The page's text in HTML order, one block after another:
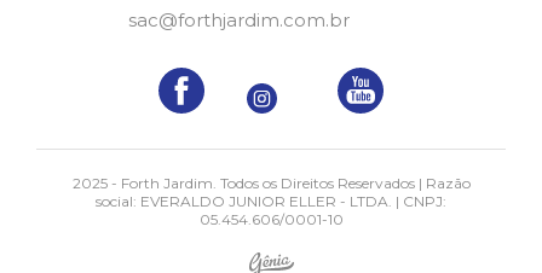
sac@forthjardim.com.br
2025 - Forth Jardim. Todos os Direitos Reservados | Razão
social: EVERALDO JUNIOR ELLER - LTDA. | CNPJ:
05.454.606/0001-10